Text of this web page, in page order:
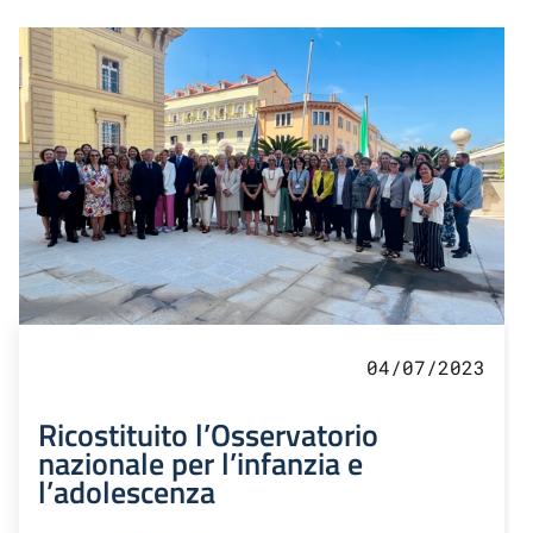
04/07/2023
Ricostituito l’Osservatorio
nazionale per l’infanzia e
l’adolescenza